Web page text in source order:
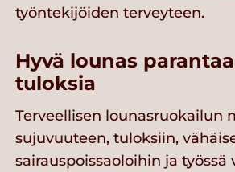
työntekijöiden terveyteen.
Hyvä lounas
tuloksia
Terveellisen lounasruokailun
sujuvuuteen, tuloksiin,
sairauspoissaoloihin ja työssä